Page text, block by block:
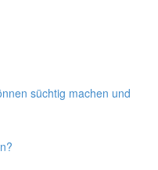
süchtig machen und